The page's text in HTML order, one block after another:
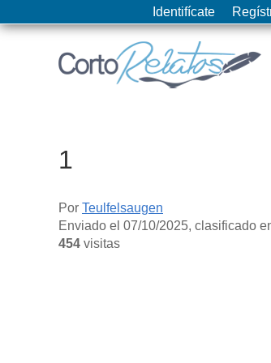
Identifícate
1
Por Teulfelsaugen
Enviado el 07/10/2025, clasificado
454 visitas